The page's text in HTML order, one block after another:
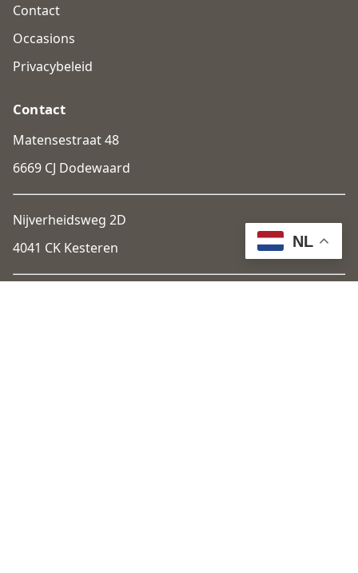
Contact
Occasions
Privacybeleid
Contact
Matensestraat 48
6669 CJ Dodewaard
Nijverheidsweg 2D
4041 CK Kesteren
NL